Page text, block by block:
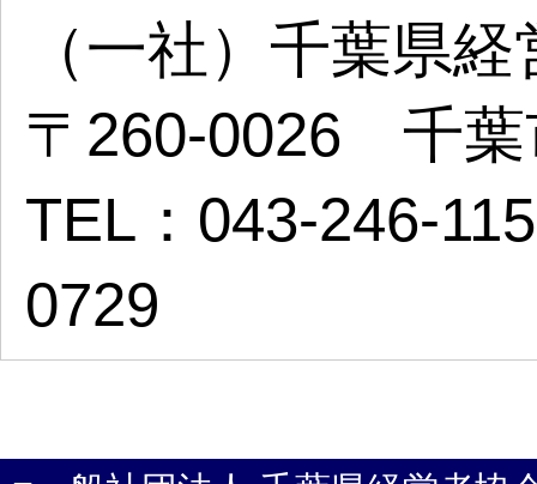
（一社）千葉県
〒260-0026 千
TEL：043-246-
0729